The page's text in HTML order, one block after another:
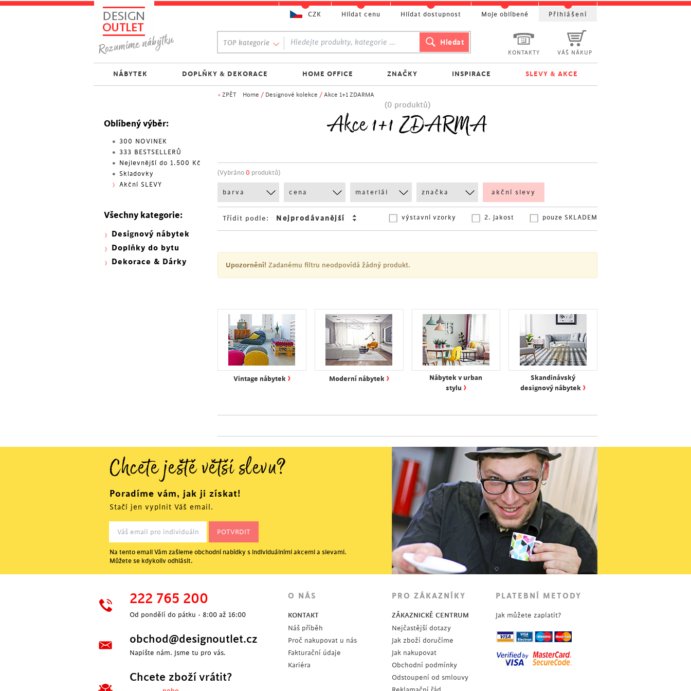
< ZPĚT Home / Designové kolekce / Akce 1+1 ZDARMA
(0 produktů)
Akce 1+1 ZDARMA
(Vybráno 0 produktů)
barva cena materiál značka akční slevy
Třídit podle: pouze SKLADEM
2. jakost
výstavní vzorky
Upozornění! Zadanému filtru neodpovídá žádný produkt.
Vintage nábytek › Moderní nábytek ›
Nábytek v urban
stylu ›
Skandinávský
designový nábytek ›
Oblíbený výběr:
300 NOVINEK
333 BESTSELLERŮ
Nejlevnější do 1.500 Kč
Skladovky
Akční SLEVY
Všechny kategorie:
Designový nábytek
Doplňky do bytu
Dekorace & Dárky
KONTAKTY VÁŠ NÁKUP
TOP kategorie
NÁBYTEK DOPLŇKY & DEKORACE HOME OFFICE ZNAČKY INSPIRACE SLEVY & AKCE
CZK Hlídat cenu Hlídat dostupnost Moje oblíbené Přihlášení
Chcete ještě větší slevu?
Poradíme vám, jak ji získat!
Stačí jen vyplnit Váš email.
Na tento email Vám zašleme obchodní nabídky s individuálními akcemi a slevami.
Můžete se kdykoliv odhlásit.
222 765 200
Od pondělí do pátku - 8:00 až 16:00
obchod@designoutlet.cz
Napište nám. Jsme tu pro vás.
Chcete zboží vrátit?
O NÁS
KONTAKT
Náš příběh
Proč nakupovat u nás
Fakturační údaje
Kariéra
PRO ZÁKAZNÍKY
ZÁKAZNICKÉ CENTRUM
Nejčastější dotazy
Jak zboží doručíme
Jak nakupovat
Obchodní podmínky
Odstoupení od smlouvy
PLATEBNÍ METODY
Jak můžete zaplatit?